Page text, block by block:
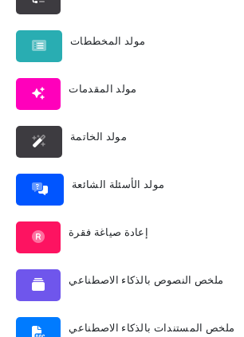
مولد المخططات
مولد المقدمات
مولد الخاتمة
مولد الأسئلة الشائعة
إعادة صياغة فقرة
ملخص النصوص بالذكاء الاصطناعي
ملخص المستندات بالذكاء الاصطناعي